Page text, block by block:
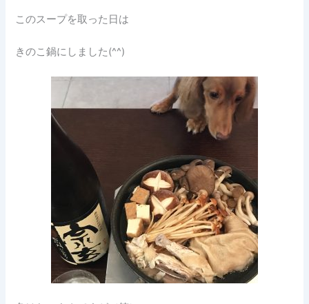
このスープを取った日は
きのこ鍋にしました(^^)